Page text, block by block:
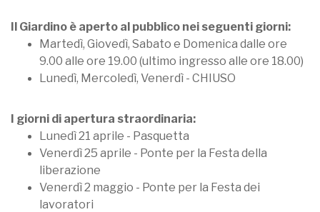
Il Giardino è aperto al pubblico nei seguenti giorni:
Martedì, Giovedì, Sabato e Domenica dalle ore
9.00 alle ore 19.00 (ultimo ingresso alle ore 18.00)
Lunedì, Mercoledì, Venerdì - CHIUSO
I giorni di apertura straordinaria:
Lunedì 21 aprile - Pasquetta
Venerdì 25 aprile - Ponte per la Festa della
liberazione
Venerdì 2 maggio - Ponte per la Festa dei
lavoratori